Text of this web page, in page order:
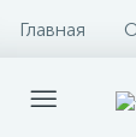
Главная